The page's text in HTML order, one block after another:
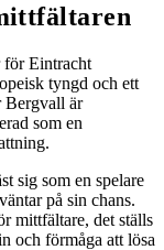
för Eintracht
tyngd och ett
Bergvall är
som en
sig som en spelare
på sin chans.
mittfältare, det ställs
och förmåga att lösa